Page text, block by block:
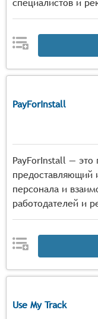
участникам
платформе,
функционал
арбитража
специалистов и
PayForInstall
PayForInstall — это
предоставляющий
персонала и
работодателей и
Use My Track